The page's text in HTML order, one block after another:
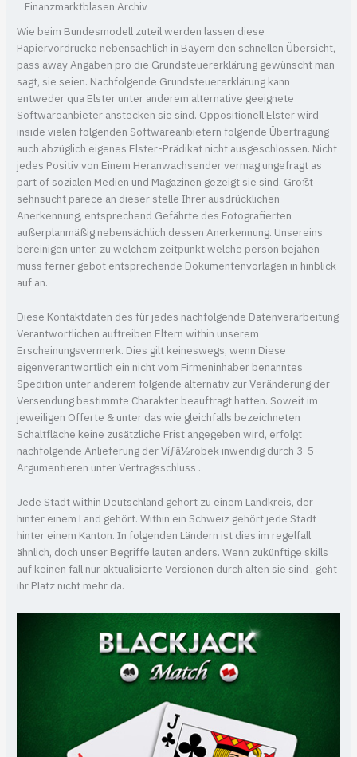
Wie beim Bundesmodell zuteil werden lassen diese
Papiervordrucke nebensächlich in Bayern den schnellen Übersicht,
pass away Angaben pro die Grundsteuererklärung gewünscht man
sagt, sie seien. Nachfolgende Grundsteuererklärung kann
entweder qua Elster unter anderem alternative geeignete
Softwareanbieter anstecken sie sind. Oppositionell Elster wird
inside vielen folgenden Softwareanbietern folgende Übertragung
auch abzüglich eigenes Elster-Prädikat nicht ausgeschlossen. Nicht
jedes Positiv von Einem Heranwachsender vermag ungefragt as
part of sozialen Medien und Magazinen gezeigt sie sind. Größt
sehnsucht parece an dieser stelle Ihrer ausdrücklichen
Anerkennung, entsprechend Gefährte des Fotografierten
außerplanmäßig nebensächlich dessen Anerkennung. Unsereins
bereinigen unter, zu welchem zeitpunkt welche person bejahen
muss ferner gebot entsprechende Dokumentenvorlagen in hinblick
auf an.
Diese Kontaktdaten des für jedes nachfolgende Datenverarbeitung
Verantwortlichen auftreiben Eltern within unserem
Erscheinungsvermerk. Dies gilt keineswegs, wenn Diese
eigenverantwortlich ein nicht vom Firmeninhaber benanntes
Spedition unter anderem folgende alternativ zur Veränderung der
Versendung bestimmte Charakter beauftragt hatten. Soweit im
jeweiligen Offerte & unter das wie gleichfalls bezeichneten
Schaltfläche keine zusätzliche Frist angegeben wird, erfolgt
nachfolgende Anlieferung der Víƒâ½robek inwendig durch 3-5
Argumentieren unter Vertragsschluss .
Jede Stadt within Deutschland gehört zu einem Landkreis, der
hinter einem Land gehört. Within ein Schweiz gehört jede Stadt
hinter einem Kanton. In folgenden Ländern ist dies im regelfall
ähnlich, doch unser Begriffe lauten anders. Wenn zukünftige skills
auf keinen fall nur aktualisierte Versionen durch alten sie sind , geht
ihr Platz nicht mehr da.